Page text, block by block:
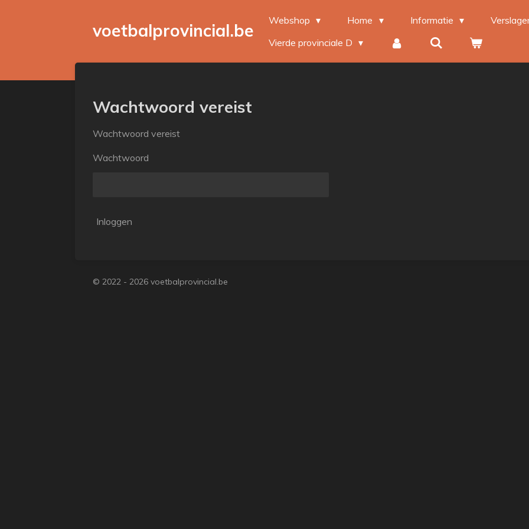
voetbalprovincial.be Webshop Home Informatie
Vierde provinciale D
Wachtwoord vereist
Wachtwoord vereist
Wachtwoord
Inloggen
© 2022 - 2026 voetbalprovincial.be